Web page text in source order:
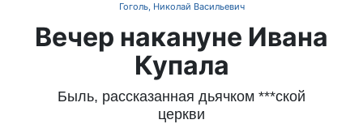
Гоголь, Николай Васильевич
Вечер накануне Ивана
Купала
Быль, рассказанная дьячком ***ской
церкви